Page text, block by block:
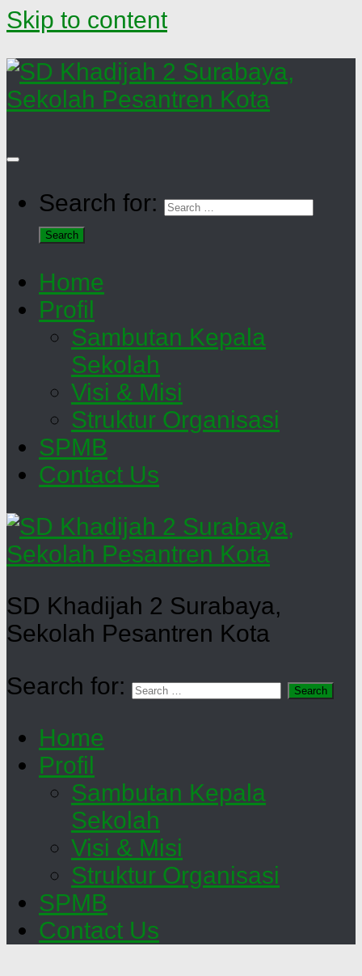
Skip to content
Search for:
Home
Profil
Sambutan Kepala
Sekolah
Visi & Misi
Struktur Organisasi
SPMB
Contact Us
SD Khadijah 2 Surabaya,
Sekolah Pesantren Kota
Search for:
Home
Profil
Sambutan Kepala
Sekolah
Visi & Misi
Struktur Organisasi
SPMB
Contact Us